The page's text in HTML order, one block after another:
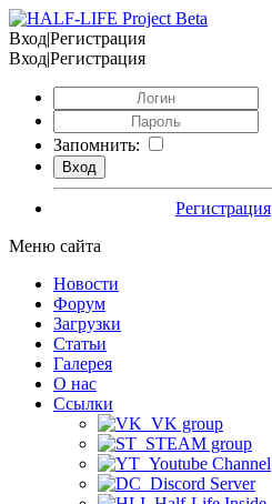
Вход|Регистрация
Вход|Регистрация
Запомнить:
Регистрация
Меню сайта
Новости
Форум
Загрузки
Статьи
Галерея
О нас
Ссылки
VK group
STEAM group
Youtube Channel
Discord Server